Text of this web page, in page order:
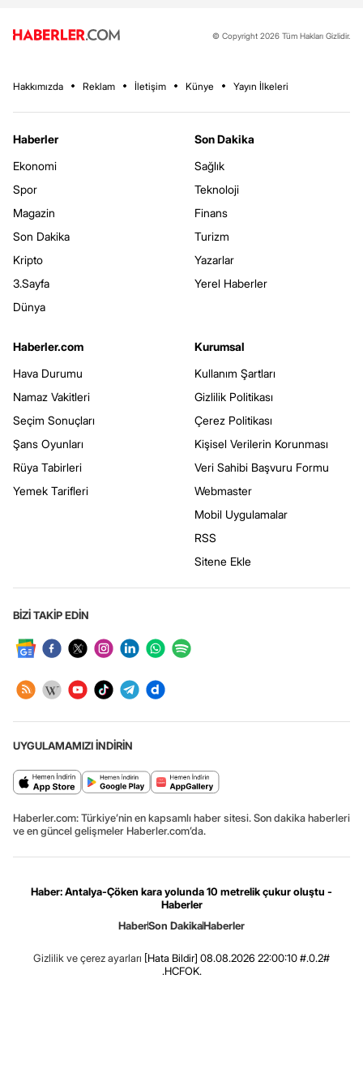
© Copyright 2026 Tüm Hakları Gizlidir.
Hakkımızda Reklam İletişim Künye Yayın İlkeleri
Haberler
Ekonomi
Spor
Magazin
Son Dakika
Kripto
3.Sayfa
Dünya
Son Dakika
Sağlık
Teknoloji
Finans
Turizm
Yazarlar
Yerel Haberler
Haberler.com
Hava Durumu
Namaz Vakitleri
Seçim Sonuçları
Şans Oyunları
Rüya Tabirleri
Yemek Tarifleri
Kurumsal
Kullanım Şartları
Gizlilik Politikası
Çerez Politikası
Kişisel Verilerin Korunması
Veri Sahibi Başvuru Formu
Webmaster
Mobil Uygulamalar
RSS
Sitene Ekle
BİZİ TAKİP EDİN
UYGULAMAMIZI İNDİRİN
Haberler.com: Türkiye’nin en kapsamlı haber sitesi. Son dakika haberleri
ve en güncel gelişmeler Haberler.com’da.
Haber: Antalya-Çöken kara yolunda 10 metrelik çukur oluştu -
Haberler
HaberSon DakikaHaberler
Gizlilik ve çerez ayarları [Hata Bildir] 08.08.2026 22:00:10 #.0.2#
.HCFOK.